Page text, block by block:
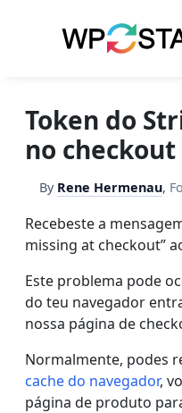
Token do
no checkout
By Rene Hermenau,
Recebeste a
missing at checkout”
Este problema pode
do teu navegador
nossa página de
Normalmente, podes
cache do navegador,
página de produto